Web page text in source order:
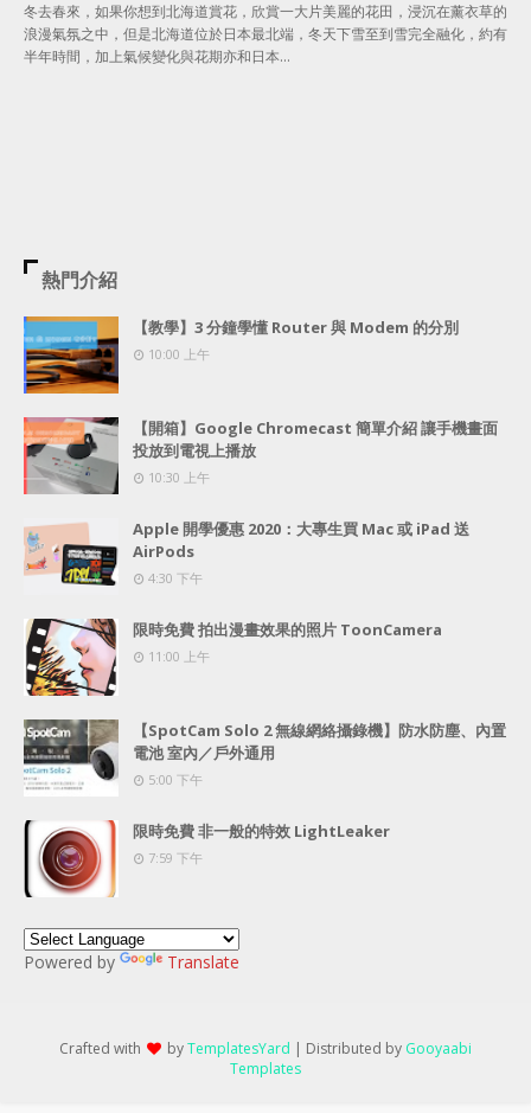
冬去春來，如果你想到北海道賞花，欣賞一大片美麗的花田，浸沉在薰衣草的
浪漫氣氛之中，但是北海道位於日本最北端，冬天下雪至到雪完全融化，約有
半年時間，加上氣候變化與花期亦和日本…
熱門介紹
【教學】3 分鐘學懂 Router 與 Modem 的分別
10:00 上午
【開箱】Google Chromecast 簡單介紹 讓手機畫面
投放到電視上播放
10:30 上午
Apple 開學優惠 2020：大專生買 Mac 或 iPad 送
AirPods
4:30 下午
限時免費 拍出漫畫效果的照片 ToonCamera
11:00 上午
【SpotCam Solo 2 無線網絡攝錄機】防水防塵、內置
電池 室內／戶外通用
5:00 下午
限時免費 非一般的特效 LightLeaker
7:59 下午
Powered by Translate
Crafted with byTemplatesYard | Distributed by Gooyaabi
Templates